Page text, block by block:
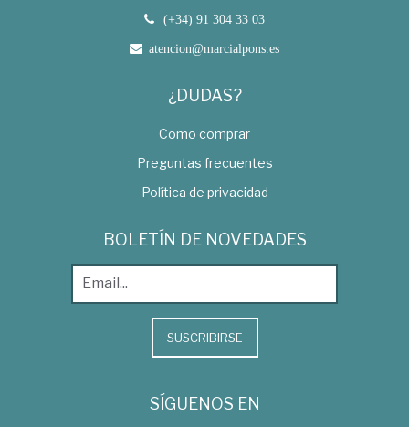
(+34) 91 304 33 03
atencion@marcialpons.es
¿DUDAS?
Como comprar
Preguntas frecuentes
Política de privacidad
BOLETÍN DE NOVEDADES
SUSCRIBIRSE
SÍGUENOS EN